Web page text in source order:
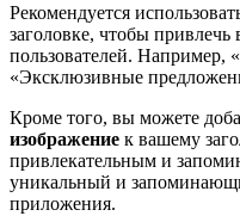
Рекомендуется
заголовке, чтобы
пользователей. Например,
«Эксклюзивные
Кроме того, вы можете
изображение к вашему
привлекательным и
уникальный и
приложения.